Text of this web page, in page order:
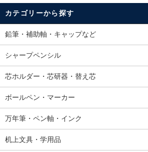
カテゴリーから探す
鉛筆・補助軸・キャップなど
シャープペンシル
芯ホルダー・芯研器・替え芯
ボールペン・マーカー
万年筆・ペン軸・インク
机上文具・学用品